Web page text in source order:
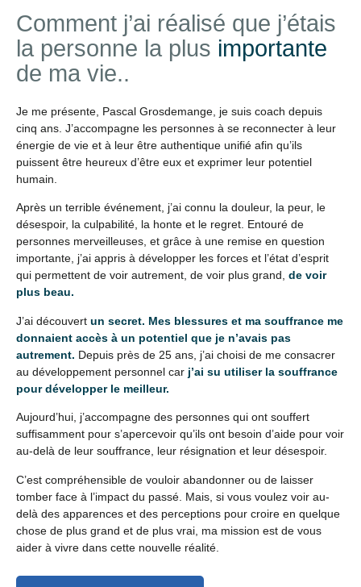
Comment j’ai réalisé que j’étais
la personne la plus importante
de ma vie..
Je me présente, Pascal Grosdemange, je suis coach depuis
cinq ans. J’accompagne les personnes à se reconnecter à leur
énergie de vie et à leur être authentique unifié afin qu’ils
puissent être heureux d’être eux et exprimer leur potentiel
humain.
Après un terrible événement, j’ai connu la douleur, la peur, le
désespoir, la culpabilité, la honte et le regret. Entouré de
personnes merveilleuses, et grâce à une remise en question
importante, j’ai appris à développer les forces et l’état d’esprit
qui permettent de voir autrement, de voir plus grand, de voir
plus beau.
J’ai découvert un secret. Mes blessures et ma souffrance me
donnaient accès à un potentiel que je n’avais pas
autrement. Depuis près de 25 ans, j’ai choisi de me consacrer
au développement personnel car j’ai su utiliser la souffrance
pour développer le meilleur.
Aujourd’hui, j’accompagne des personnes qui ont souffert
suffisamment pour s’apercevoir qu’ils ont besoin d’aide pour voir
au-delà de leur souffrance, leur résignation et leur désespoir.
C’est compréhensible de vouloir abandonner ou de laisser
tomber face à l’impact du passé. Mais, si vous voulez voir au-
delà des apparences et des perceptions pour croire en quelque
chose de plus grand et de plus vrai, ma mission est de vous
aider à vivre dans cette nouvelle réalité.